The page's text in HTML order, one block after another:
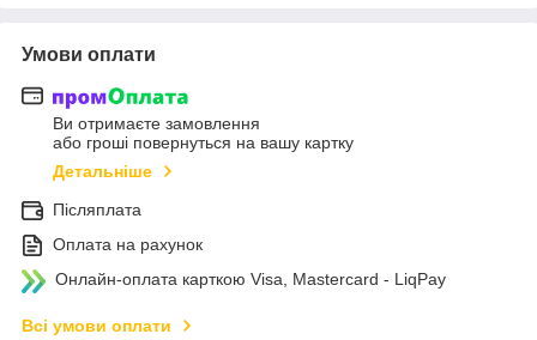
Умови оплати
Ви отримаєте замовлення
або гроші повернуться на вашу картку
Детальніше
Післяплата
Оплата на рахунок
Онлайн-оплата карткою Visa, Mastercard - LiqPay
Всі умови оплати